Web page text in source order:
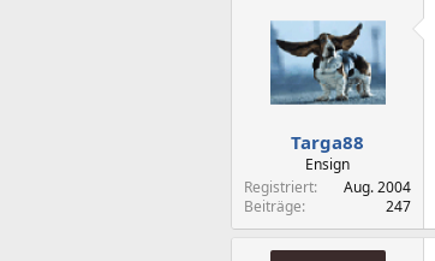
Targa88
Ensign
Registriert
Aug. 2004
Beiträge
247